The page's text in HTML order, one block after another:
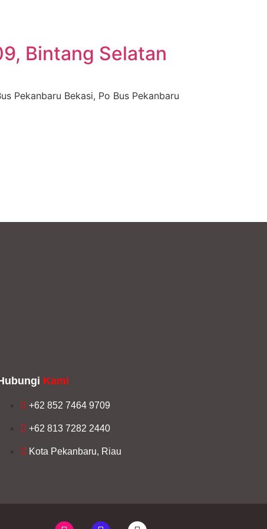
Bintang Selatan
Pekanbaru Bekasi, Po Bus Pekanbaru
Kami
+62 852 7464 9709
+62 813 7282 2440
Kota Pekanbaru, Riau